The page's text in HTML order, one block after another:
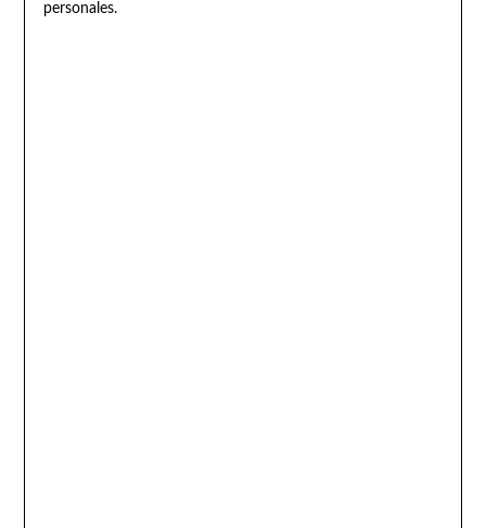
personales.